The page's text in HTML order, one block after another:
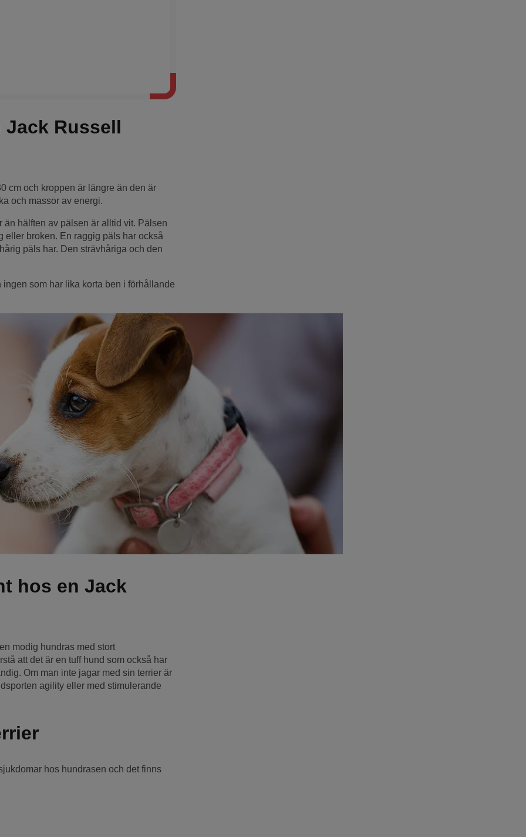
Russell
cm och kroppen är längre än den är
och massor av energi.
än hälften av pälsen är alltid vit. Pälsen
eller broken. En raggig päls har också
päls har. Den strävhåriga och den
som har lika korta ben i förhållande
hos en Jack
modig hundras med stort
att det är en tuff hund som också har
Om man inte jagar med sin terrier är
agility eller med stimulerande
hos hundrasen och det finns